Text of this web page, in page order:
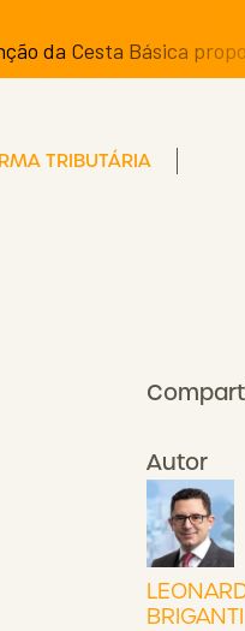
Cesta Básica proposta
TRIBUTÁRIA
Autor
BRIGANTI